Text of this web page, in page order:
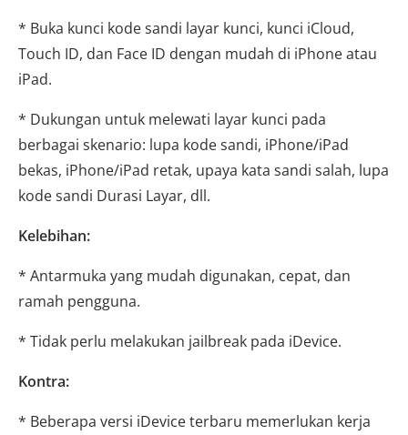
* Buka kunci kode sandi layar kunci, kunci iCloud,
Touch ID, dan Face ID dengan mudah di iPhone atau
iPad.
* Dukungan untuk melewati layar kunci pada
berbagai skenario: lupa kode sandi, iPhone/iPad
bekas, iPhone/iPad retak, upaya kata sandi salah, lupa
kode sandi Durasi Layar, dll.
Kelebihan:
* Antarmuka yang mudah digunakan, cepat, dan
ramah pengguna.
* Tidak perlu melakukan jailbreak pada iDevice.
Kontra:
* Beberapa versi iDevice terbaru memerlukan kerja